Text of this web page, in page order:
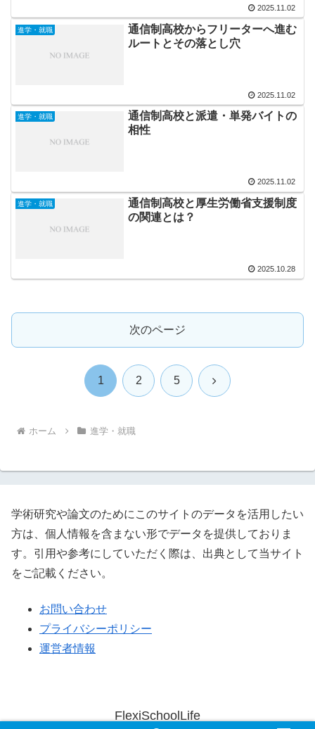
2025.11.02
進学・就職
通信制高校からフリーターへ進む
ルートとその落とし穴
2025.11.02
進学・就職
通信制高校と派遣・単発バイトの
相性
2025.11.02
進学・就職
通信制高校と厚生労働省支援制度
の関連とは？
2025.10.28
次のページ
1 2 5 次
ホーム 進学・就職
学術研究や論文のためにこのサイトのデータを活用したい
方は、個人情報を含まない形でデータを提供しておりま
す。引用や参考にしていただく際は、出典として当サイト
をご記載ください。
お問い合わせ
プライバシーポリシー
運営者情報
FlexiSchoolLife